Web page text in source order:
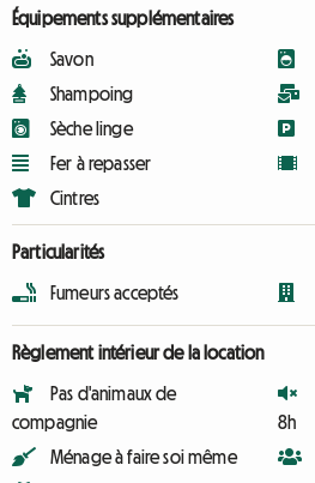
Équipements supplémentaires
Savon
Shampoing
Sèche linge
Fer à repasser
Cintres
Particularités
Fumeurs acceptés
Règlement intérieur de la location
Pas d'animaux de
compagnie
Ménage à faire soi même
8h